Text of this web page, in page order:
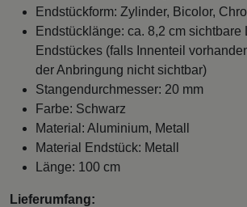
Endstückform: Zylinder, Bicolor,
Endstücklänge: ca. 8,2 cm sichtbare
Endstückes (falls Innenteil
der Anbringung nicht sichtbar)
Stangendurchmesser: 20 mm
Farbe: Schwarz
Material: Aluminium, Metall
Material Endstück: Metall
Länge: 100 cm
Lieferumfang: